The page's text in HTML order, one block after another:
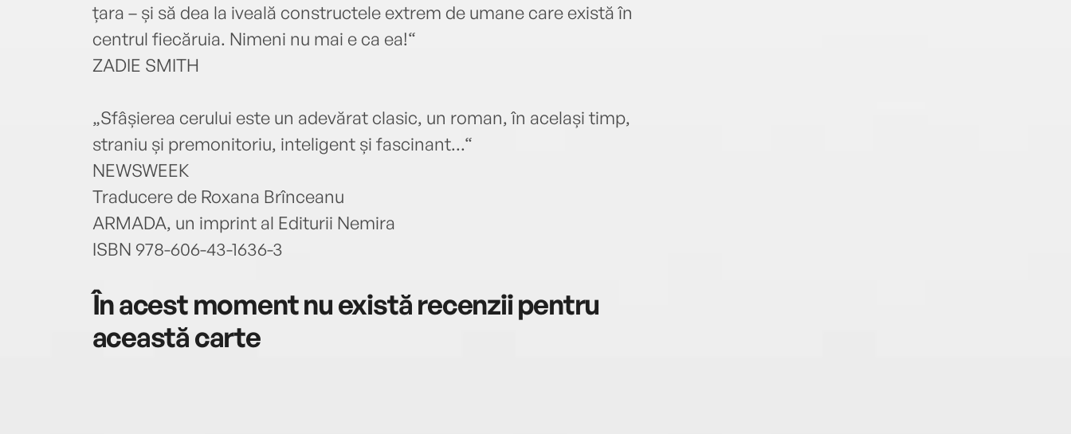
țara – și să dea la iveală constructele extrem de umane care există în
centrul fiecăruia. Nimeni nu mai e ca ea!“
ZADIE SMITH
„Sfâșierea cerului este un adevărat clasic, un roman, în același timp,
straniu și premonitoriu, inteligent și fascinant...“
NEWSWEEK
Traducere de Roxana Brînceanu
ARMADA, un imprint al Editurii Nemira
ISBN 978-606-43-1636-3
În acest moment nu există recenzii pentru
această carte